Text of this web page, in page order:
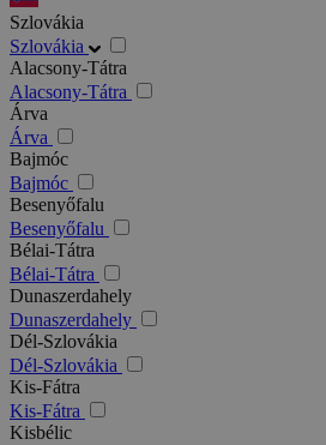
Szlovákia
Szlovákia
Alacsony-Tátra
Alacsony-Tátra
Árva
Árva
Bajmóc
Bajmóc
Besenyőfalu
Besenyőfalu
Bélai-Tátra
Bélai-Tátra
Dunaszerdahely
Dunaszerdahely
Dél-Szlovákia
Dél-Szlovákia
Kis-Fátra
Kis-Fátra
Kisbélic